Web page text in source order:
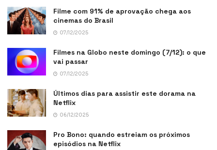
Filme com 91% de aprovação chega aos
cinemas do Brasil
07/12/2025
Filmes na Globo neste domingo (7/12): o que
vai passar
07/12/2025
Últimos dias para assistir este dorama na
Netflix
06/12/2025
Pro Bono: quando estreiam os próximos
episódios na Netflix